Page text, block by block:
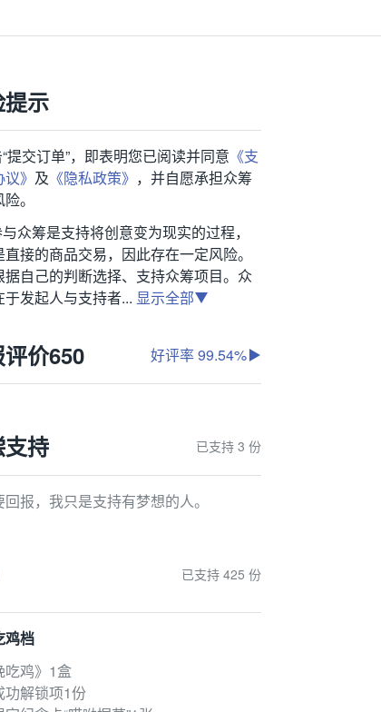
示
提交订单”，即表明您已阅读并同意 《支
》 及 《隐私政策》 ，并自愿承担众筹
。
众筹是支持将创意变为现实的过程，
接的商品交易，因此存在一定风险。
据自己的判断选择、支持众筹项目。众
于发起人与支持者... 显示全部
评价650 好评率 99.54%
持 已支持 3 份
回报，我只是支持有梦想的人。
已支持 425 份
鸡档
吃鸡》1盒
功解锁项1份